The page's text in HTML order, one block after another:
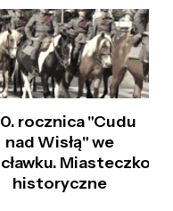
rocznica "Cudu
nad Wisłą" we
Miasteczko
historyczne